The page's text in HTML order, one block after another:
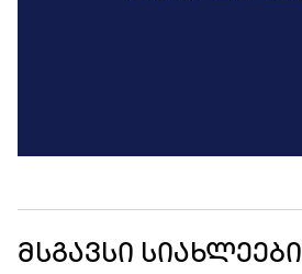
მსგავსი სიახლეები